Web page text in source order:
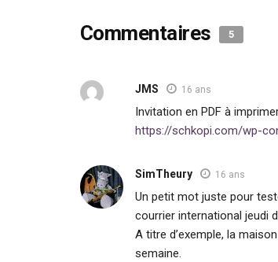
Commentaires 5
JMS 16 ans
Invitation en PDF à
https://schkopi.com/wp-
SimTheury 16 ans
Un petit mot juste pour
courrier international jeudi
A titre d’exemple, la
semaine.